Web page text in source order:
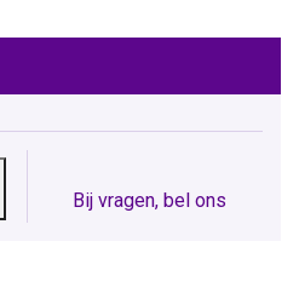
Bij vragen, bel ons